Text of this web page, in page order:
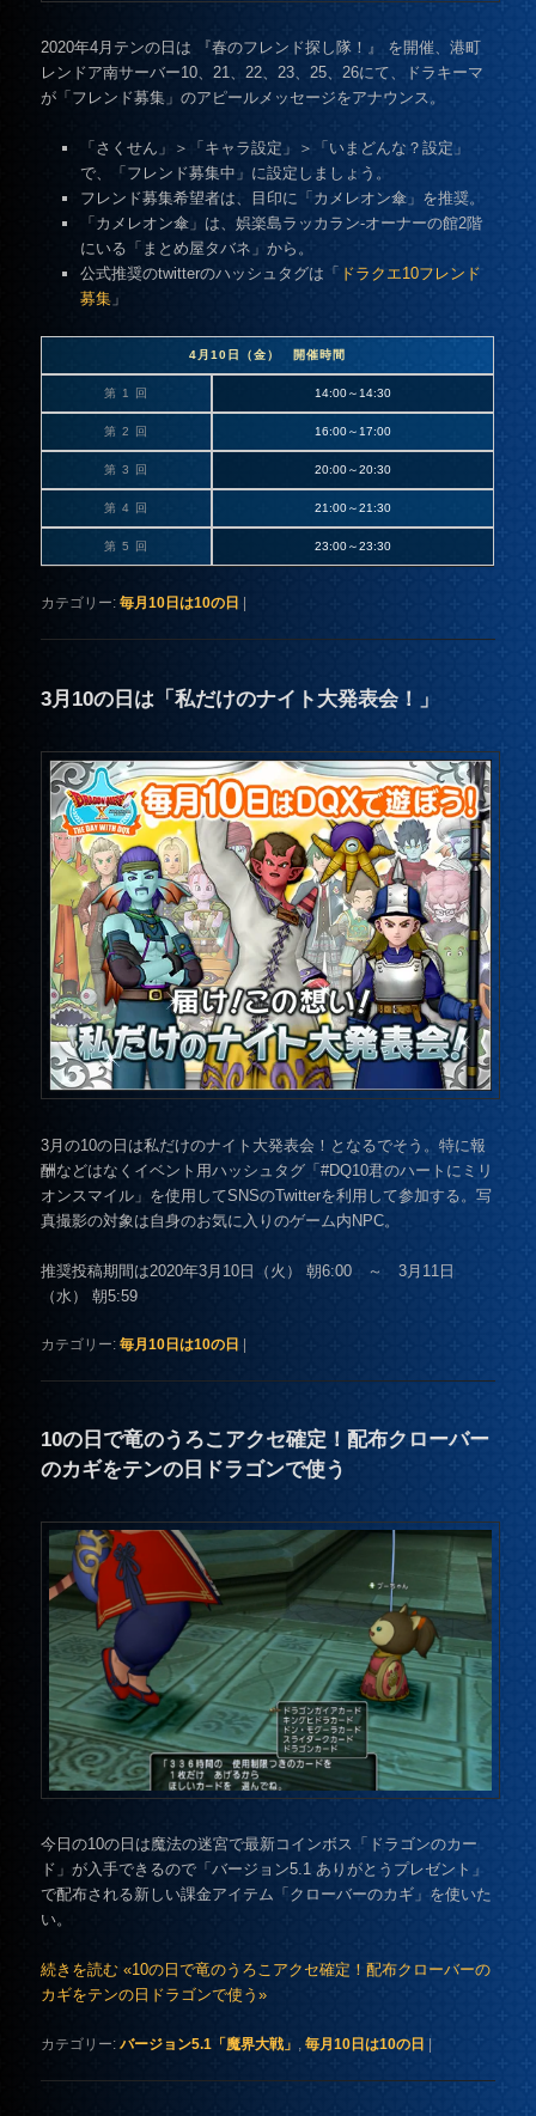
2020年4月テンの日は 『春のフレンド探し隊！』 を開催、港町
レンドア南サーバー10、21、22、23、25、26にて、ドラキーマ
が「フレンド募集」のアピールメッセージをアナウンス。
「さくせん」＞「キャラ設定」＞「いまどんな？設定」
で、「フレンド募集中」に設定しましょう。
フレンド募集希望者は、目印に「カメレオン傘」を推奨。
「カメレオン傘」は、娯楽島ラッカラン-オーナーの館2階
にいる「まとめ屋タバネ」から。
公式推奨のtwitterのハッシュタグは「 ドラクエ10フレンド
募集」
4月10日（金） 開催時間
第 1 回 14:00～14:30
第 2 回 16:00～17:00
第 3 回 20:00～20:30
第 4 回 21:00～21:30
第 5 回 23:00～23:30
カテゴリー: 毎月10日は10の日
3月10の日は「私だけのナイト大発表会！」
3月の10の日は私だけのナイト大発表会！となるでそう。特に報
酬などはなくイベント用ハッシュタグ「#DQ10君のハートにミリ
オンスマイル」を使用してSNSのTwitterを利用して参加する。写
真撮影の対象は自身のお気に入りのゲーム内NPC。
推奨投稿期間は2020年3月10日（火） 朝6:00 ～ 3月11日
（水） 朝5:59
カテゴリー: 毎月10日は10の日 |
10の日で竜のうろこアクセ確定！配布クローバー
のカギをテンの日ドラゴンで使う
今日の10の日は魔法の迷宮で最新コインボス「ドラゴンのカー
ド」が入手できるので「バージョン5.1 ありがとうプレゼント」
で配布される新しい課金アイテム「クローバーのカギ」を使いた
い。
続きを読む «10の日で竜のうろこアクセ確定！配布クローバーの
カギをテンの日ドラゴンで使う»
カテゴリー: バージョン5.1「魔界大戦」 ,毎月10日は10の日 |